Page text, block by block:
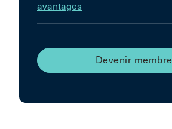
avantages
Devenir membre